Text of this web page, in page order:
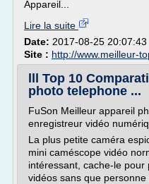
Appareil...
Lire la suite
Date: 2017-08-25 20:07:43
Site : http://www.meilleur-
lll Top 10
photo telephone ...
FuSon Meilleur appareil
enregistreur vidéo
La plus petite caméra
mini caméscope vidéo
intéressant, cache-le
vidéos sans que